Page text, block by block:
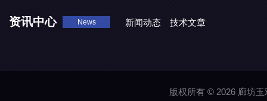
资讯中心 News 新闻动态 技术文章
版权所有 © 2026 廊坊